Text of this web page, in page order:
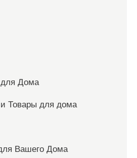
Дома
Товары для дома
Вашего Дома